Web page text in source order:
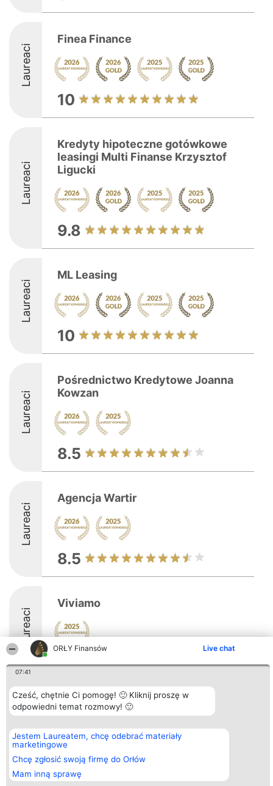
ORŁY Finansów Live chat
07:41
Cześć, chętnie Ci pomogę! 🙂 Kliknij proszę w
odpowiedni temat rozmowy! 🙂
Jestem Laureatem, chcę odebrać materiały
marketingowe
Chcę zgłosić swoją firmę do Orłów
Mam inną sprawę
Laureaci
Finea Finance
10
Laureaci
Kredyty hipoteczne gotówkowe
leasingi Multi Finanse Krzysztof
Ligucki
9.8
Laureaci
ML Leasing
10
Laureaci
Pośrednictwo Kredytowe Joanna
Kowzan
8.5
Laureaci
Agencja Wartir
8.5
Laureaci
Viviamo
Organizator plebiscytu
Bright Side Solutions sp. z o.
ul. Ruska 22
Wrocław 50-079
KRS 0000749100 | Regon
381313360 | NIP 8943132676
+48 508 492 400
Plebiscyt
Laureaci
wszystkich
Regulamin
Kontakt